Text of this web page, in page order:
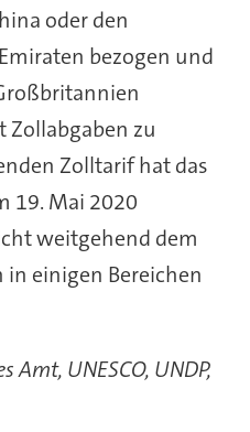
oder den
bezogen und
Zollabgaben zu
Zolltarif hat das
19. Mai 2020
weitgehend dem
einigen Bereichen
UNESCO, UNDP,